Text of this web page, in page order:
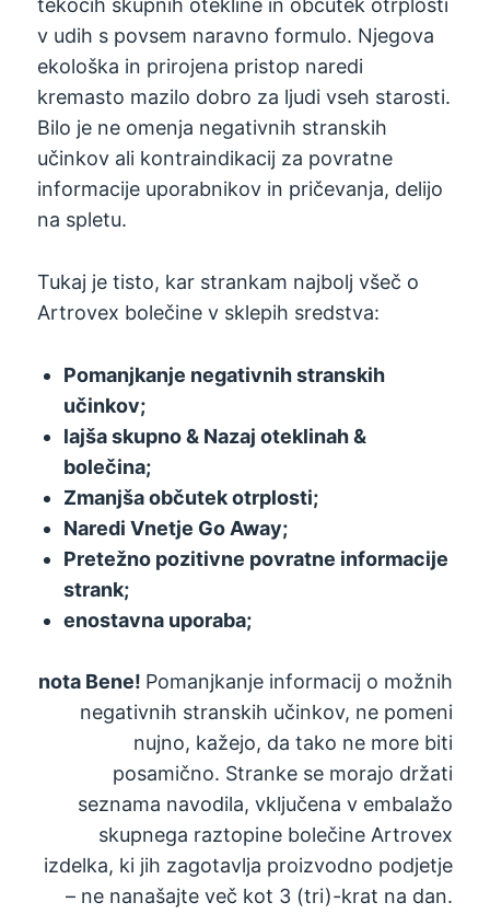
tekočih skupnih otekline in občutek otrplosti
v udih s povsem naravno formulo. Njegova
ekološka in prirojena pristop naredi
kremasto mazilo dobro za ljudi vseh starosti.
Bilo je ne omenja negativnih stranskih
učinkov ali kontraindikacij za povratne
informacije uporabnikov in pričevanja, delijo
na spletu.
Tukaj je tisto, kar strankam najbolj všeč o
Artrovex bolečine v sklepih sredstva:
Pomanjkanje negativnih stranskih
učinkov;
lajša skupno & Nazaj oteklinah &
bolečina;
Zmanjša občutek otrplosti;
Naredi Vnetje Go Away;
Pretežno pozitivne povratne informacije
strank;
enostavna uporaba;
nota Bene! Pomanjkanje informacij o možnih
negativnih stranskih učinkov, ne pomeni
nujno, kažejo, da tako ne more biti
posamično. Stranke se morajo držati
seznama navodila, vključena v embalažo
skupnega raztopine bolečine Artrovex
izdelka, ki jih zagotavlja proizvodno podjetje
– ne nanašajte več kot 3 (tri)-krat na dan.